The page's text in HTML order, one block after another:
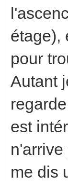
étage),
pour
Autant
est
me dis